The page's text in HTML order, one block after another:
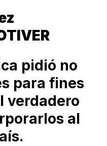
pidió no
para fines
verdadero
al